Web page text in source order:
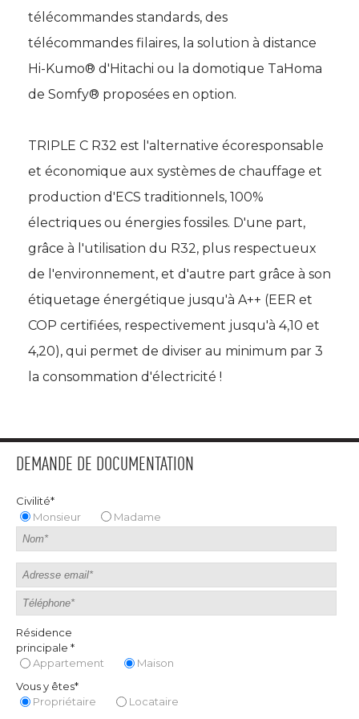
télécommandes standards, des
télécommandes filaires, la solution à distance
Hi-Kumo® d'Hitachi ou la domotique TaHoma
de Somfy® proposées en option.
TRIPLE C R32 est l'alternative écoresponsable
et économique aux systèmes de chauffage et
production d'ECS traditionnels, 100%
électriques ou énergies fossiles. D'une part,
grâce à l'utilisation du R32, plus respectueux
de l'environnement, et d'autre part grâce à son
étiquetage énergétique jusqu'à A++ (EER et
COP certifiées, respectivement jusqu'à 4,10 et
4,20), qui permet de diviser au minimum par 3
la consommation d'électricité !
DEMANDE DE DOCUMENTATION
Civilité*
Monsieur
Madame
Résidence
principale *
Appartement
Maison
Vous y êtes*
Propriétaire
Locataire